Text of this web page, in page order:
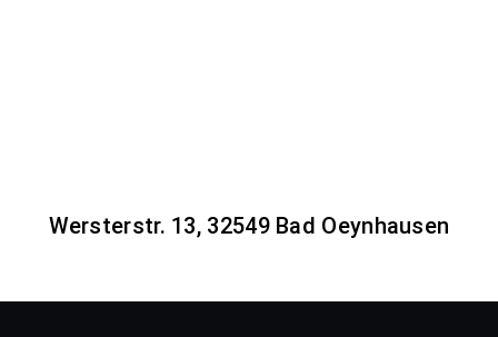
Wersterstr. 13, 32549 Bad Oeynhausen